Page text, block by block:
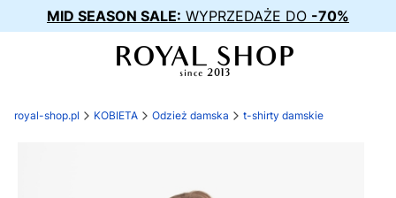
MID SEASON SALE: WYPRZEDAŻE DO -70%
royal-shop.pl KOBIETA Odzież damska t-shirty damskie